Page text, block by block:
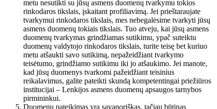
metu nesutikti su jūsų asmens duomenų tvarkymu tokios
rinkodaros tikslais, įskaitant profiliavimą. Jei prieštaraujate
tvarkymui rinkodaros tikslais, mes nebegalėsime tvarkyti jūsų
asmens duomenų tokiais tikslais. Tuo atveju, kai jūsų asmens
duomenų tvarkymas grindžiamas sutikimu, ypač suteiktu
duomenų valdytojo rinkodaros tikslais, turite teisę bet kuriuo
metu atšaukti savo sutikimą, nepažeidžiant tvarkymo
teisėtumo, grindžiamo sutikimu iki jo atšaukimo. Jei manote,
kad jūsų duomenys tvarkomi pažeidžiant teisinius
reikalavimus, galite pateikti skundą kompetentingai priežiūros
institucijai – Lenkijos asmens duomenų apsaugos tarnybos
pirmininkui.
Duomenų pateikimas yra savanoriškas, tačiau būtinas